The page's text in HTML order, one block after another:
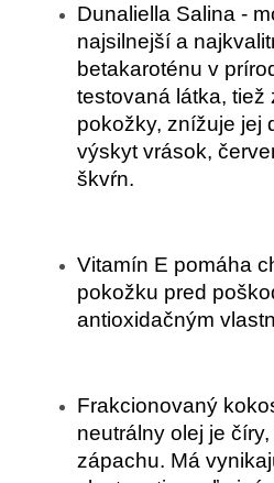
Dunaliella Salina -
najsilnejší a
betakaroténu v
testovaná látka, tiež
pokožky, znížuje jej
výskyt vrások,
škvŕn.
Vitamín E pomáha
pokožku pred
antioxidačným
Frakcionovaný
neutrálny olej je
zápachu. Má